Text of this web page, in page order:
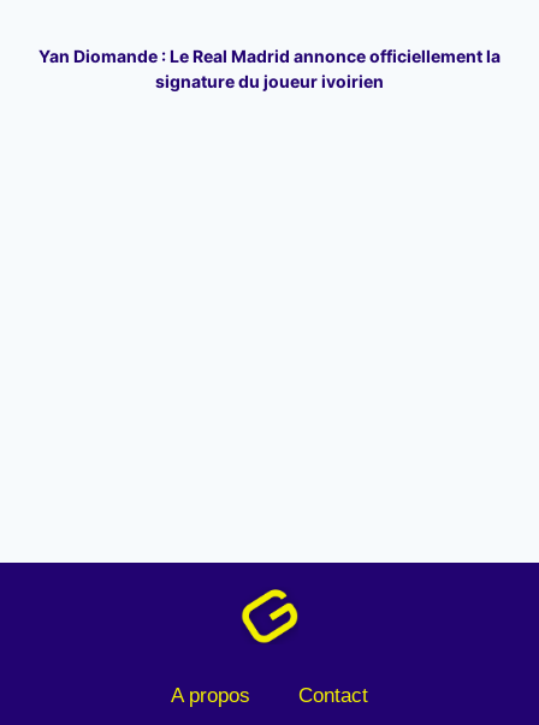
Yan Diomande : Le Real Madrid annonce officiellement la
signature du joueur ivoirien
A propos Contact